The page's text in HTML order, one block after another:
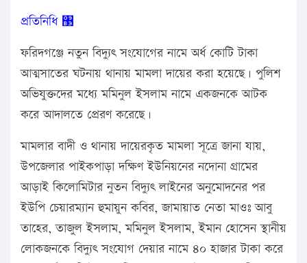
প্রতিনিধি ঳
ফরিদগঞ্জে নতুন বিদ্যুৎ সংযোগের নামে অর্ধ কোটি টাকা
আত্মসাতের ঘটনায় থানায় মামলা দায়ের করা হয়েছে। পুলিশ
অভিযুক্তদের মধ্যে মমিনুল ইসলাম নামে একজনকে আটক
করে আদালতে প্রেরণ করেছে।
মামলার বাদী ও থানায় দায়েরকৃত মামলা সূত্রে জানা যায়,
উপজেলার পাইকপাড়া দক্ষিণ ইউনিয়নের নদোনা গ্রামের
আড়াই কিলোমিটার নুতন বিদ্যুৎ লাইনের অনুমোদনের পর
ইউপি চেয়ারম্যান হুমায়ুন কবির, জামায়াত নেতা মাওঃ আবু
তাহের, তাজুল ইসলাম, মমিনুল ইসলাম, ইমান হোসেন স্থানীয়
লোকজনকে বিদ্যুৎ সংযোগ দেয়ার নামে ৪০ হাজার টাকা করে